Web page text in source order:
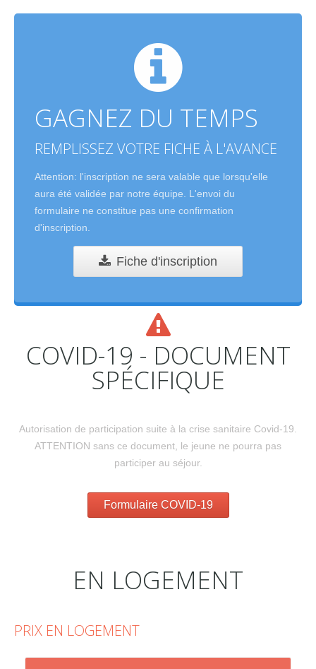
GAGNEZ DU TEMPS
REMPLISSEZ VOTRE FICHE À L'AVANCE
Attention: l'inscription ne sera valable que lorsqu'elle
aura été validée par notre équipe. L'envoi du
formulaire ne constitue pas une confirmation
d'inscription.
Fiche d'inscription
COVID-19 - DOCUMENT
SPÉCIFIQUE
Autorisation de participation suite à la crise sanitaire Covid-19.
ATTENTION sans ce document, le jeune ne pourra pas
participer au séjour.
Formulaire COVID-19
EN LOGEMENT
PRIX EN LOGEMENT